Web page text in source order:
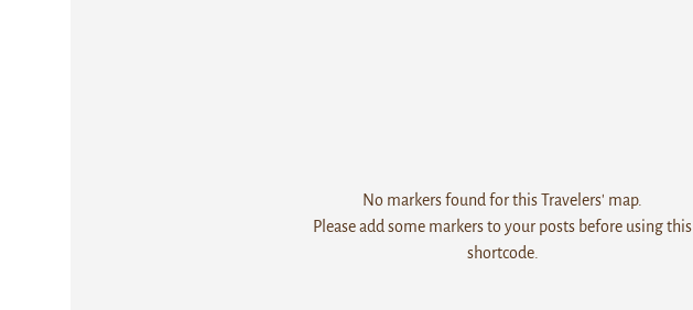
No markers found for this Travelers' map.
Please add some markers to your posts before using this
shortcode.